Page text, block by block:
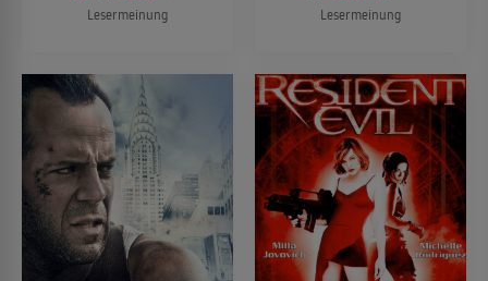
Lesermeinung Lesermeinung